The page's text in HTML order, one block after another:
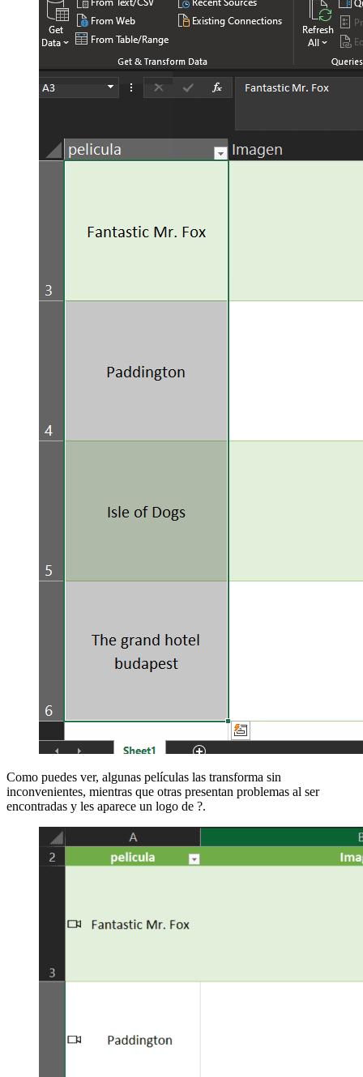
Como puedes ver, algunas películas las transforma sin
inconvenientes, mientras que otras presentan problemas al ser
encontradas y les aparece un logo de ?.